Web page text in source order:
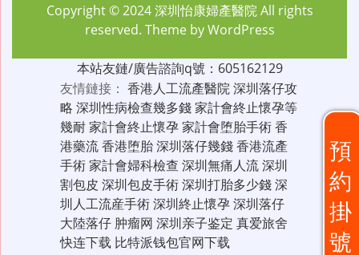
預
約
掛
號
Copyright © 2024深圳怡康婦產醫院All rights
reserved. Theme byWordPress
本站友鏈/廣告諮詢q號：605162129
友情鏈接： 香港人工流產醫院深圳落仔攻
略 深圳性病檢查幾多錢家計會終止懷孕等
幾耐家計會終止懷孕家計會堕胎手術香
港藥流香港堕胎深圳落仔幾錢香港流產
手術家計會婦科檢查 深圳無痛人流深圳
割包皮 深圳包皮手術深圳打胎多少錢深
圳人工流産手術深圳終止懷孕深圳落仔
大陸落仔 肿瘤网 深圳亲子鉴定 真爱旅舍
快连下载 比特派钱包官网下载